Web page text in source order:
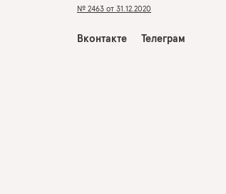
№ 2463 от 31.12.2020
Вконтакте Телеграм